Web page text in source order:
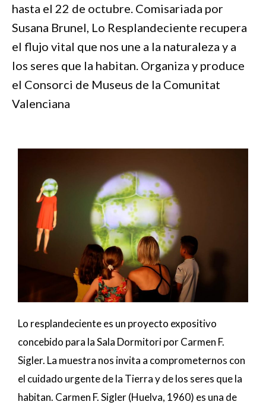
hasta el 22 de octubre. Comisariada por
Susana Brunel, Lo Resplandeciente recupera
el flujo vital que nos une a la naturaleza y a
los seres que la habitan. Organiza y produce
el Consorci de Museus de la Comunitat
Valenciana
Lo resplandeciente es un proyecto expositivo
concebido para la Sala Dormitori por Carmen F.
Sigler. La muestra nos invita a comprometernos con
el cuidado urgente de la Tierra y de los seres que la
habitan. Carmen F. Sigler (Huelva, 1960) es una de